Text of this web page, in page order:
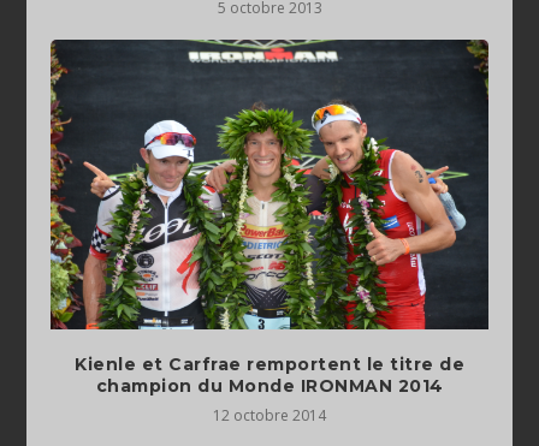
5 octobre 2013
Kienle et Carfrae remportent le titre de
champion du Monde IRONMAN 2014
12 octobre 2014